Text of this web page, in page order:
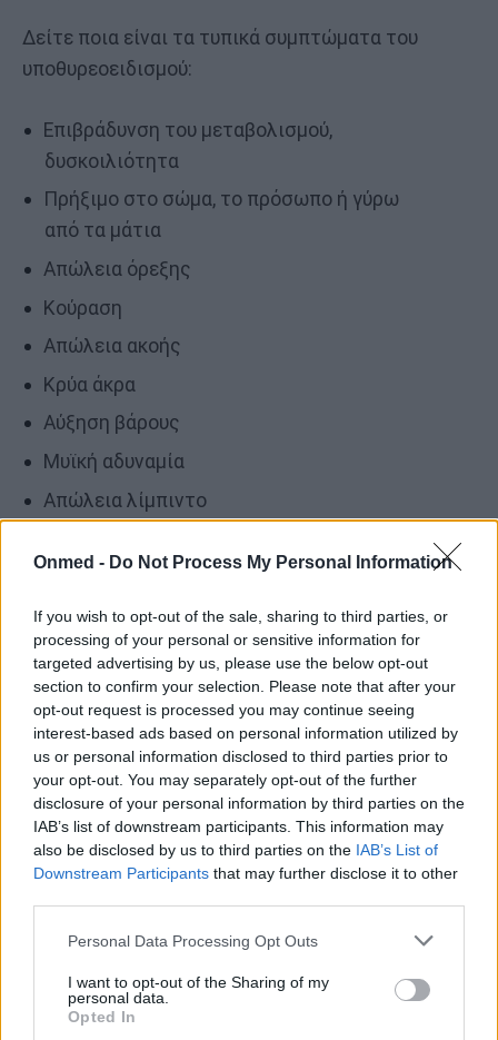
Onmed - Do Not Process My Personal Information
If you wish to opt-out of the sale, sharing to third parties, or
processing of your personal or sensitive information for
targeted advertising by us, please use the below opt-out
section to confirm your selection. Please note that after your
opt-out request is processed you may continue seeing
interest-based ads based on personal information utilized by
us or personal information disclosed to third parties prior to
your opt-out. You may separately opt-out of the further
disclosure of your personal information by third parties on the
IAB’s list of downstream participants. This information may
also be disclosed by us to third parties on the IAB’s List of
Downstream Participants that may further disclose it to other
Personal Data Processing Opt Outs
I want to opt-out of the Sharing of my
personal data.
Opted In
Δείτε ποια είναι τα τυπικά συμπτώματα του
υποθυρεοειδισμού:
Επιβράδυνση του μεταβολισμού,
δυσκοιλιότητα
Πρήξιμο στο σώμα, το πρόσωπο ή γύρω
από τα μάτια
Απώλεια όρεξης
Κούραση
Απώλεια ακοής
Κρύα άκρα
Αύξηση βάρους
Μυϊκή αδυναμία
Απώλεια λίμπιντο
Αραίωση μαλλιών
Αδιαθεσία
Ξηροδερμία
Επιβράδυνση του καρδιακού ρυθμού.
Μπορεί να πέσει κάτω από 60 παλμούς ανά
λεπτό
Εξασθένηση της μνήμης
λεβοθυροξίνης, δηλαδή ο ασθενής λαμβάνει
θυρεοειδής αδένας.